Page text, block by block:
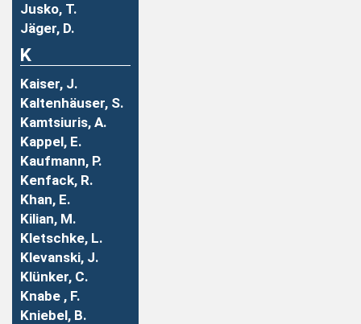
Jusko, T.
Jäger, D.
K
Kaiser, J.
Kaltenhäuser, S.
Kamtsiuris, A.
Kappel, E.
Kaufmann, P.
Kenfack, R.
Khan, E.
Kilian, M.
Kletschke, L.
Klevanski, J.
Klünker, C.
Knabe , F.
Kniebel, B.